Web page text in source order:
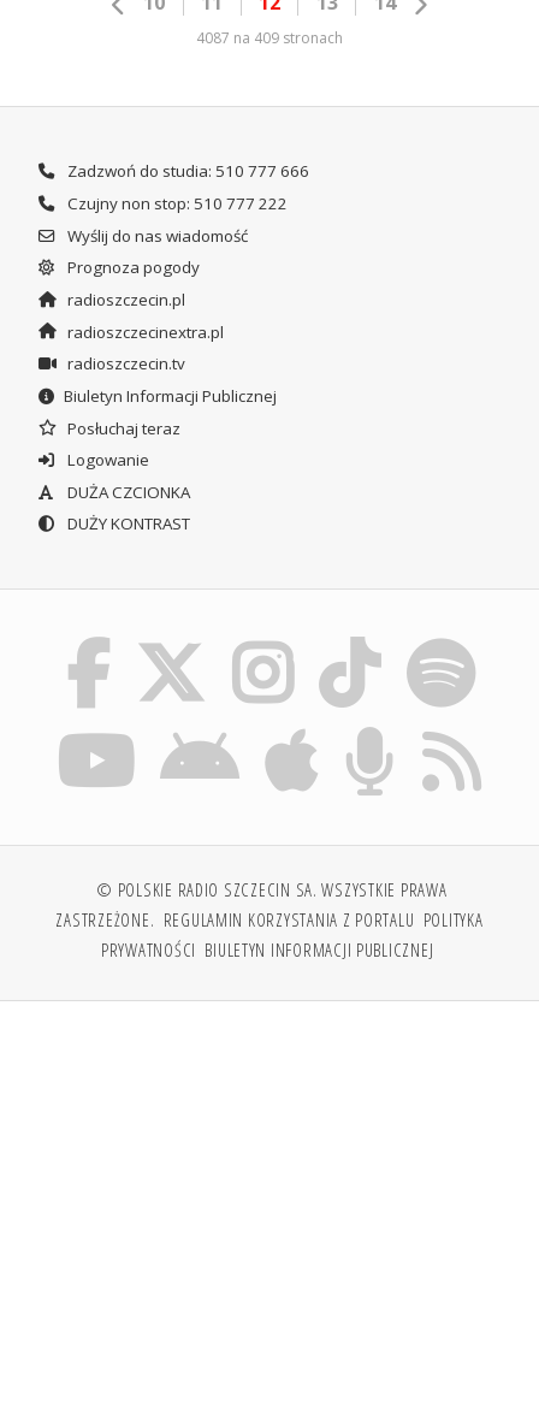
4087 na 409 stronach
Zadzwoń do studia: 510 777 666
Czujny non stop: 510 777 222
Wyślij do nas wiadomość
Prognoza pogody
radioszczecin.pl
radioszczecinextra.pl
radioszczecin.tv
Biuletyn Informacji Publicznej
Posłuchaj teraz
Logowanie
DUŻA CZCIONKA
DUŻY KONTRAST
© POLSKIE RADIO SZCZECIN SA. WSZYSTKIE PRAWA
ZASTRZEŻONE. REGULAMIN KORZYSTANIA Z PORTALU POLITYKA
PRYWATNOŚCI BIULETYN INFORMACJI PUBLICZNEJ